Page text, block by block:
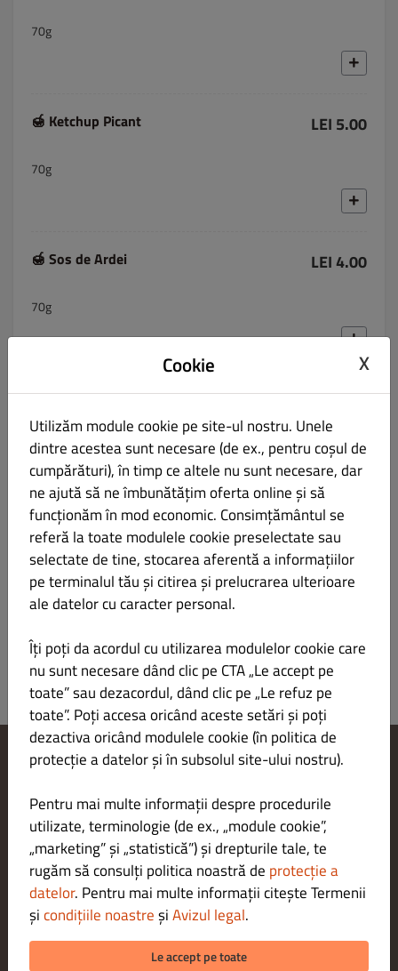
70g
🍯 Ketchup Picant LEI 5.00
70g
🍯 Sos de Ardei LEI 4.00
70g
🍯 Sos BBQ LEI 7.00
70g
🍯 Miere LEI 2.00
15g
Contactează-ne
Politica de confidențialitate
Termeni și condiții
Aviz juridic
METODE DE PLATĂ PENTRU LIVRARE
Cookie X
Utilizăm module cookie pe site-ul nostru. Unele
dintre acestea sunt necesare (de ex., pentru coșul de
cumpărături), în timp ce altele nu sunt necesare, dar
ne ajută să ne îmbunătățim oferta online și să
funcționăm în mod economic. Consimțământul se
referă la toate modulele cookie preselectate sau
selectate de tine, stocarea aferentă a informațiilor
pe terminalul tău și citirea și prelucrarea ulterioare
ale datelor cu caracter personal.
Îți poți da acordul cu utilizarea modulelor cookie care
nu sunt necesare dând clic pe CTA „Le accept pe
toate” sau dezacordul, dând clic pe „Le refuz pe
toate”. Poți accesa oricând aceste setări și poți
dezactiva oricând modulele cookie (în politica de
protecție a datelor și în subsolul site-ului nostru).
Pentru mai multe informații despre procedurile
utilizate, terminologie (de ex., „module cookie”,
„marketing” și „statistică”) și drepturile tale, te
rugăm să consulți politica noastră de protecție a
datelor. Pentru mai multe informații citește Termenii
șicondițiile noastreșiAvizul legal.
Le accept pe toate